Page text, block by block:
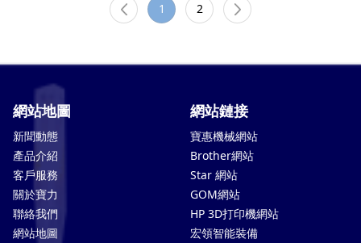
1 2
網站地圖
新聞動態
產品介紹
客戶服務
關於寶力
聯絡我們
網站地圖
網站鏈接
寶惠機械網站
Brother網站
Star 網站
GOM網站
HP 3D打印機網站
宏領智能裝備